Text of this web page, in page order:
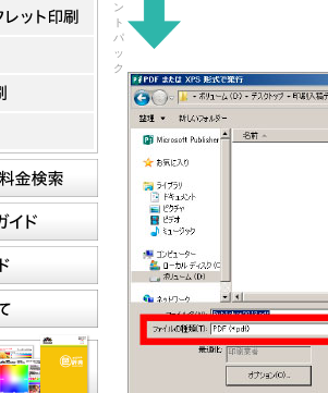
ン
ト
パ
ッ
ク